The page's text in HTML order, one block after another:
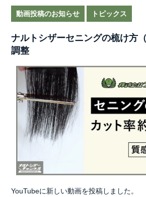
動画投稿のお知らせ トピックス
ナルトシザーセニングの梳け方
調整
YouTubeに新しい動画を投稿しました。